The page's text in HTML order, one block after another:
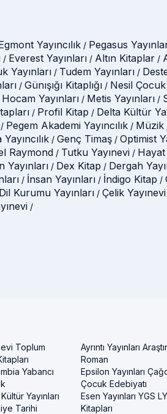
Yayıncılık / Pegasus
/ Everest Yayınları / Altın Kitaplar /
Yayınları / Tudem Yayınları /
/ Günışığı Kitaplığı / Nesil Çocuk
Yayınları / Metis Yayınları /
/ Profil Kitap / Delta Kültür
/ Pegem Akademi Yayıncılık / Müzik
/ Genç Timaş / Optimist
Raymond / Tutku Yayınevi / Hayat
Yayınları / Dex Kitap / Dergah
/ İnsan Yayınları / İndigo Kitap /
Kurumu Yayınları / Çelik Yayınevi
/
Toplum
Yabancı
Yayınları
Tarihi
Ayrıntı Yayınları
Roman
Epsilon Yayınları
Çocuk Edebiyatı
Esen Yayınları YGS
Kitapları